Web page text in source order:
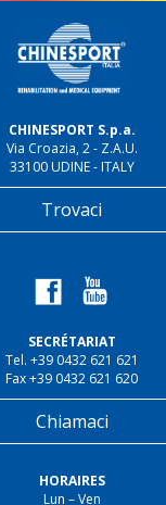
CHINESPORT S.p.a.
Via Croazia, 2 - Z.A.U.
33100 UDINE - ITALY
Trovaci
SECRÉTARIAT
Tel. +39 0432 621 621
Fax +39 0432 621 620
Chiamaci
HORAIRES
Lun – Ven